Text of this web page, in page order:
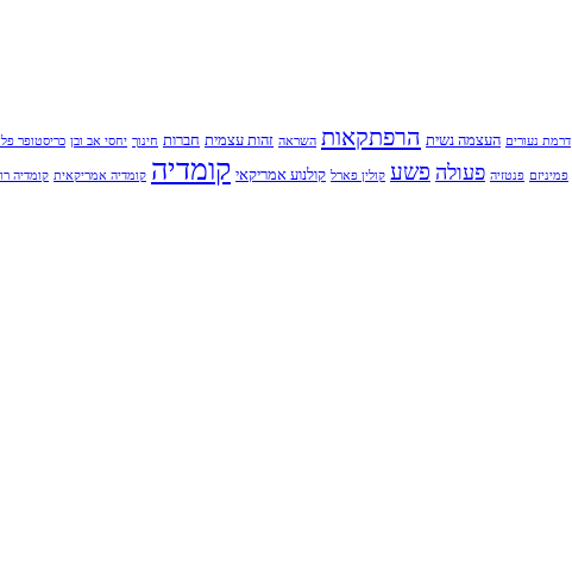
דרמת נעורים העצמה נשית הרפתקאות השראה זהות עצמית חברות חינוך יחסי אב ובן כריסטופר
פמיניזם פנטזיה פעולה פשע קולין פארל קולנוע אמריקאי קומדיה קומדיה אמריקאית קומדיה